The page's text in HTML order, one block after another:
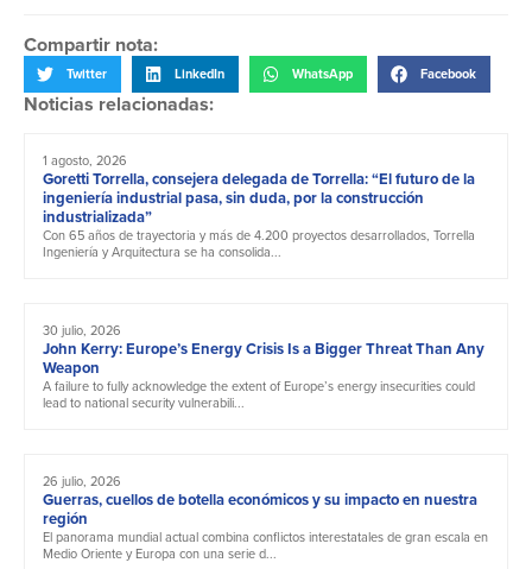
Compartir nota:
Twitter LinkedIn WhatsApp Facebook
Noticias relacionadas:
1 agosto, 2026
Goretti Torrella, consejera delegada de Torrella: “El futuro de la
ingeniería industrial pasa, sin duda, por la construcción
industrializada”
Con 65 años de trayectoria y más de 4.200 proyectos desarrollados, Torrella
Ingeniería y Arquitectura se ha consolida...
30 julio, 2026
John Kerry: Europe’s Energy Crisis Is a Bigger Threat Than Any
Weapon
A failure to fully acknowledge the extent of Europe’s energy insecurities could
lead to national security vulnerabili...
26 julio, 2026
Guerras, cuellos de botella económicos y su impacto en nuestra
región
El panorama mundial actual combina conflictos interestatales de gran escala en
Medio Oriente y Europa con una serie d...